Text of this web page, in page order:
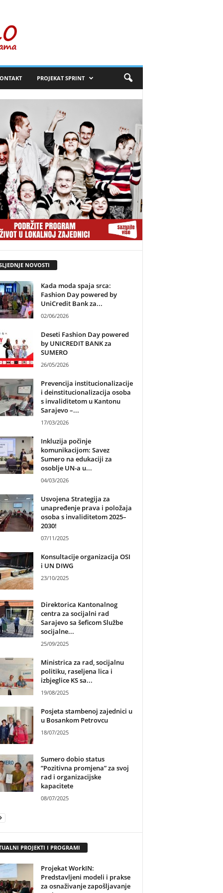
PROJEKAT SPRINT
NOVOSTI
Kada moda spaja srca:
Fashion Day powered by
UniCredit Bank za...
02/06/2026
Deseti Fashion Day powered
by UNICREDIT BANK za
SUMERO
26/05/2026
Prevencija institucionalizacije
i deinstitucionalizacija osoba
s invaliditetom u Kantonu
Sarajevo –...
17/03/2026
Inkluzija počinje
komunikacijom: Savez
Sumero na edukaciji za
osoblje UN-a u...
04/03/2026
Usvojena Strategija za
unapređenje prava i položaja
osoba s invaliditetom 2025–
2030!
07/11/2025
Konsultacije organizacija OSI
i UN DIWG
23/10/2025
Direktorica Kantonalnog
centra za socijalni rad
Sarajevo sa šeficom Službe
socijalne...
25/09/2025
Ministrica za rad, socijalnu
politiku, raseljena lica i
izbjeglice KS sa...
19/08/2025
Posjeta stambenoj zajednici u
u Bosankom Petrovcu
18/07/2025
Sumero dobio status
”Pozitivna promjena” za svoj
rad i organizacijske
kapacitete
08/07/2025
PROJEKTI I PROGRAMI
Projekat WorkIN:
Predstavljeni modeli i prakse
za osnaživanje zapošljavanje